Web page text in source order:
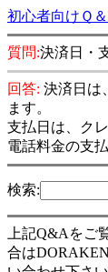
初心者向けＱ＆
質問:決済日・
回答: 決済日は
ます。
支払日は、ク
電話料金の支
検索:
上記Q&Aをご
合は